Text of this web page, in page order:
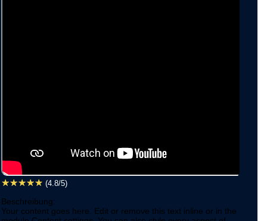
☆☆☆☆☆ (4.8/5)
Beschreibung:
Your content goes here. Edit or remove this text inline or in the